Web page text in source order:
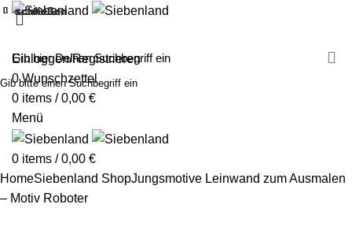
Einloggen/Registrieren
0Wunschzettel
0 items / 0,00 €
Menü
0 items / 0,00 €
HomeSiebenland ShopJungsmotive Leinwand zum Ausmalen
– Motiv Roboter
schließen
schließen
schließen
schließen
schließen
schließen
schließen
schließen
schließen
schließen
schließen
schließen
schließen
schließen
schließen
schließen
schließen
schließen
Gib bitte einen Suchbegriff ein